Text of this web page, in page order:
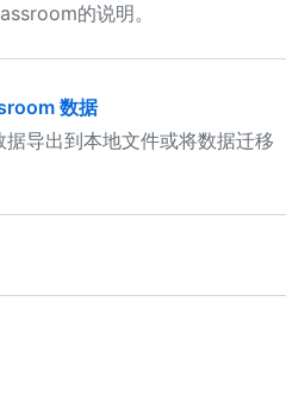
的说明。
数据
导出到本地文件或将数据迁移